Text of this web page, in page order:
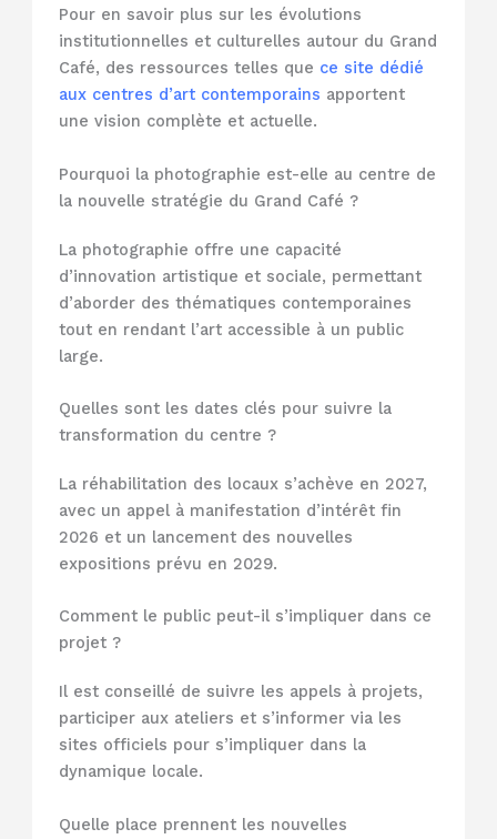
Pour en savoir plus sur les évolutions
institutionnelles et culturelles autour du Grand
Café, des ressources telles que ce site dédié
aux centres d’art contemporains apportent
une vision complète et actuelle.
Pourquoi la photographie est-elle au centre de
la nouvelle stratégie du Grand Café ?
La photographie offre une capacité
d’innovation artistique et sociale, permettant
d’aborder des thématiques contemporaines
tout en rendant l’art accessible à un public
large.
Quelles sont les dates clés pour suivre la
transformation du centre ?
La réhabilitation des locaux s’achève en 2027,
avec un appel à manifestation d’intérêt fin
2026 et un lancement des nouvelles
expositions prévu en 2029.
Comment le public peut-il s’impliquer dans ce
projet ?
Il est conseillé de suivre les appels à projets,
participer aux ateliers et s’informer via les
sites officiels pour s’impliquer dans la
dynamique locale.
Quelle place prennent les nouvelles